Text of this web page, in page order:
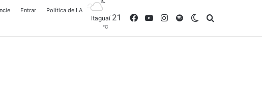
Entrar Política de I.A
Itaguaí 21
℃
FacebookYouTubeInstagram
SpotifySwitch skin